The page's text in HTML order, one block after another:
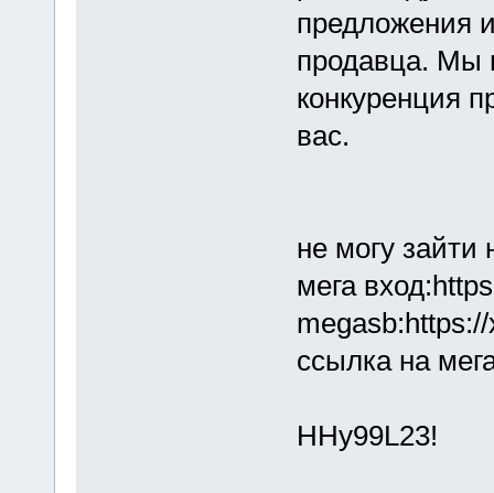
предложения
продавца. Мы
конкуренция
вас.
не могу зайти
мега
ссылка на
HHy99L23!